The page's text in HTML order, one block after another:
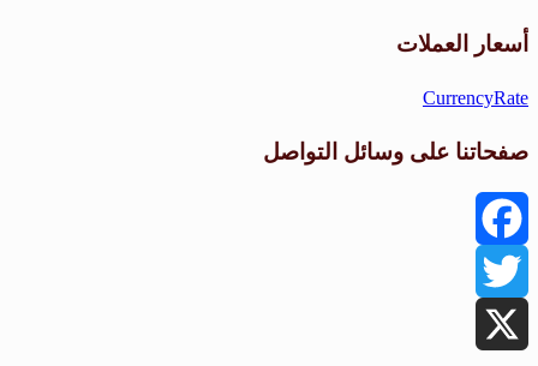
أسعار العملات
CurrencyRate
صفحاتنا على وسائل التواصل
Facebook
Twitter